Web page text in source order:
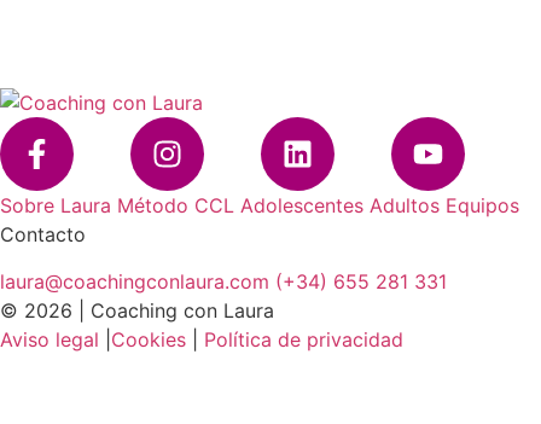
Sobre Laura Método CCL Adolescentes Adultos Equipos
Contacto
laura@coachingconlaura.com (+34) 655 281 331
© 2026 | Coaching con Laura
Aviso legal Cookies Política de privacidad